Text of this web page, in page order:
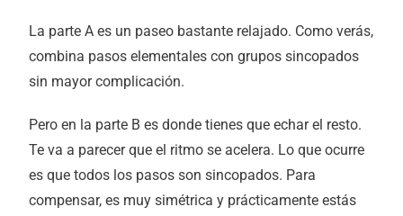
La parte A es un paseo bastante relajado. Como verás,
combina pasos elementales con grupos sincopados
sin mayor complicación.
Pero en la parte B es donde tienes que echar el resto.
Te va a parecer que el ritmo se acelera. Lo que ocurre
es que todos los pasos son sincopados. Para
compensar, es muy simétrica y prácticamente estás